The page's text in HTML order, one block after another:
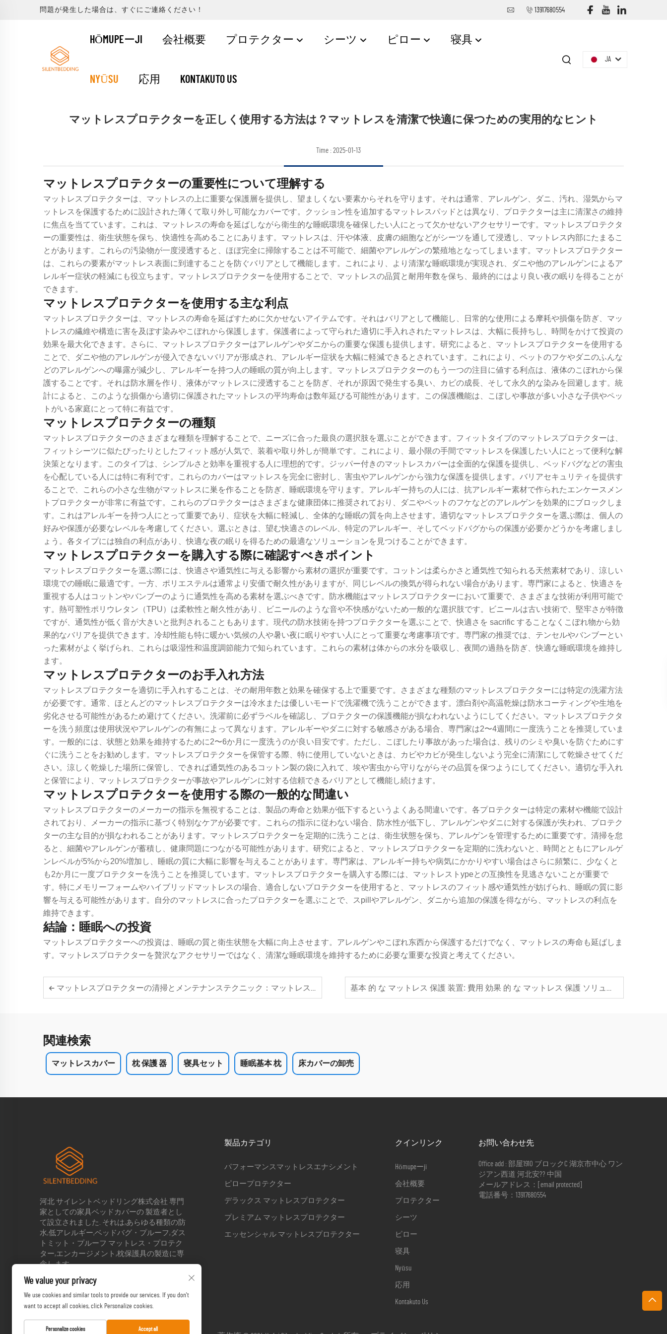
問題が発生した場合は、すぐにご連絡ください！ 13917680554
HŌMUPEーJI 会社概要 プロテクター シーツ ピロー 寝具
NYŪSU 応用 KONTAKUTO US
JA
マットレスプロテクターを正しく使用する方法は？マットレスを清潔で快適に保つための実用的なヒント
Time : 2025-01-13
マットレスプロテクターの重要性について理解する
マットレスプロテクターは、マットレスの上に重要な保護層を提供し、望ましくない要素からそれを守ります。それは通常、アレルゲン、ダニ、汚れ、湿気からマ
ットレスを保護するために設計された薄くて取り外し可能なカバーです。クッション性を追加するマットレスパッドとは異なり、プロテクターは主に清潔さの維持
に焦点を当てています。これは、マットレスの寿命を延ばしながら衛生的な睡眠環境を確保したい人にとって欠かせないアクセサリーです。マットレスプロテクタ
ーの重要性は、衛生状態を保ち、快適性を高めることにあります。マットレスは、汗や体液、皮膚の細胞などがシーツを通して浸透し、マットレス内部にたまるこ
とがあります。これらの汚染物が一度浸透すると、ほぼ完全に掃除することは不可能で、細菌やアレルゲンの繁殖地となってしまいます。マットレスプロテクター
は、これらの要素がマットレス表面に到達することを防ぐバリアとして機能します。これにより、より清潔な睡眠環境が実現され、ダニや他のアレルゲンによるア
レルギー症状の軽減にも役立ちます。マットレスプロテクターを使用することで、マットレスの品質と耐用年数を保ち、最終的にはより良い夜の眠りを得ることが
できます。
マットレスプロテクターを使用する主な利点
マットレスプロテクターは、マットレスの寿命を延ばすために欠かせないアイテムです。それはバリアとして機能し、日常的な使用による摩耗や損傷を防ぎ、マッ
トレスの繊維や構造に害を及ぼす染みやこぼれから保護します。保護者によって守られた適切に手入れされたマットレスは、大幅に長持ちし、時間をかけて投資の
効果を最大化できます。さらに、マットレスプロテクターはアレルゲンやダニからの重要な保護も提供します。研究によると、マットレスプロテクターを使用する
ことで、ダニや他のアレルゲンが侵入できないバリアが形成され、アレルギー症状を大幅に軽減できるとされています。これにより、ペットのフケやダニのふんな
どのアレルゲンへの曝露が減少し、アレルギーを持つ人の睡眠の質が向上します。マットレスプロテクターのもう一つの注目に値する利点は、液体のこぼれから保
護することです。それは防水層を作り、液体がマットレスに浸透することを防ぎ、それが原因で発生する臭い、カビの成長、そして永久的な染みを回避します。統
計によると、このような損傷から適切に保護されたマットレスの平均寿命は数年延びる可能性があります。この保護機能は、こぼしや事故が多い小さな子供やペッ
トがいる家庭にとって特に有益です。
マットレスプロテクターの種類
マットレスプロテクターのさまざまな種類を理解することで、ニーズに合った最良の選択肢を選ぶことができます。フィットタイプのマットレスプロテクターは、
フィットシーツに似たぴったりとしたフィット感が人気で、装着や取り外しが簡単です。これにより、最小限の手間でマットレスを保護したい人にとって便利な解
決策となります。このタイプは、シンプルさと効率を重視する人に理想的です。ジッパー付きのマットレスカバーは全面的な保護を提供し、ベッドバグなどの害虫
を心配している人には特に有利です。これらのカバーはマットレスを完全に密封し、害虫やアレルゲンから強力な保護を提供します。バリアセキュリティを提供す
ることで、これらの小さな生物がマットレスに巣を作ることを防ぎ、睡眠環境を守ります。アレルギー持ちの人には、抗アレルギー素材で作られたエンケースメン
トプロテクターが非常に有益です。これらのプロテクターはさまざまな健康団体に推奨されており、ダニやペットのフケなどのアレルゲンを効果的にブロックしま
す。これはアレルギーを持つ人にとって重要であり、症状を大幅に軽減し、全体的な睡眠の質を向上させます。適切なマットレスプロテクターを選ぶ際は、個人の
好みや保護が必要なレベルを考慮してください。選ぶときは、望む快適さのレベル、特定のアレルギー、そしてベッドバグからの保護が必要かどうかを考慮しまし
ょう。各タイプには独自の利点があり、快適な夜の眠りを得るための最適なソリューションを見つけることができます。
マットレスプロテクターを購入する際に確認すべきポイント
マットレスプロテクターを選ぶ際には、快適さや通気性に与える影響から素材の選択が重要です。コットンは柔らかさと通気性で知られる天然素材であり、涼しい
環境での睡眠に最適です。一方、ポリエステルは通常より安価で耐久性がありますが、同じレベルの換気が得られない場合があります。専門家によると、快適さを
重視する人はコットンやバンブーのように通気性を高める素材を選ぶべきです。防水機能はマットレスプロテクターにおいて重要で、さまざまな技術が利用可能で
す。熱可塑性ポリウレタン（TPU）は柔軟性と耐久性があり、ビニールのような音や不快感がないため一般的な選択肢です。ビニールは古い技術で、堅牢さが特徴
ですが、通気性が低く音が大きいと批判されることもあります。現代の防水技術を持つプロテクターを選ぶことで、快適さを sacrific することなくこぼれ物から効
果的なバリアを提供できます。冷却性能も特に暖かい気候の人や暑い夜に眠りやすい人にとって重要な考慮事項です。専門家の推奨では、テンセルやバンブーとい
った素材がよく挙げられ、これらは吸湿性和温度調節能力で知られています。これらの素材は体からの水分を吸収し、夜間の過熱を防ぎ、快適な睡眠環境を維持し
ます。
マットレスプロテクターのお手入れ方法
マットレスプロテクターを適切に手入れすることは、その耐用年数と効果を確保する上で重要です。さまざまな種類のマットレスプロテクターには特定の洗濯方法
が必要です。通常、ほとんどのマットレスプロテクターは冷水または優しいモードで洗濯機で洗うことができます。漂白剤や高温乾燥は防水コーティングや生地を
劣化させる可能性があるため避けてください。洗濯前に必ずラベルを確認し、プロテクターの保護機能が損なわれないようにしてください。マットレスプロテクタ
ーを洗う頻度は使用状況やアレルゲンの有無によって異なります。アレルギーやダニに対する敏感さがある場合、専門家は2〜4週間に一度洗うことを推奨していま
す。一般的には、状態と効果を維持するために2〜6か月に一度洗うのが良い目安です。ただし、こぼしたり事故があった場合は、残りのシミや臭いを防ぐためにす
ぐに洗うことをお勧めします。マットレスプロテクターを保管する際、特に使用していないときは、カビやカビが発生しないよう完全に清潔にして乾燥させてくだ
さい。涼しく乾燥した場所に保管し、できれば通気性のあるコットン製の袋に入れて、埃や害虫から守りながらその品質を保つようにしてください。適切な手入れ
と保管により、マットレスプロテクターが事故やアレルゲンに対する信頼できるバリアとして機能し続けます。
マットレスプロテクターを使用する際の一般的な間違い
マットレスプロテクターのメーカーの指示を無視することは、製品の寿命と効果が低下するというよくある間違いです。各プロテクターは特定の素材や機能で設計
されており、メーカーの指示に基づく特別なケアが必要です。これらの指示に従わない場合、防水性が低下し、アレルゲンやダニに対する保護が失われ、プロテク
ターの主な目的が損なわれることがあります。マットレスプロテクターを定期的に洗うことは、衛生状態を保ち、アレルゲンを管理するために重要です。清掃を怠
ると、細菌やアレルゲンが蓄積し、健康問題につながる可能性があります。研究によると、マットレスプロテクターを定期的に洗わないと、時間とともにアレルゲ
ンレベルが5%から20%増加し、睡眠の質に大幅に影響を与えることがあります。専門家は、アレルギー持ちや病気にかかりやすい場合はさらに頻繁に、少なくと
も2か月に一度プロテクターを洗うことを推奨しています。マットレスプロテクターを購入する際には、マットレストypeとの互換性を見逃さないことが重要で
す。特にメモリーフォームやハイブリッドマットレスの場合、適合しないプロテクターを使用すると、マットレスのフィット感や通気性が妨げられ、睡眠の質に影
響を与える可能性があります。自分のマットレスに合ったプロテクターを選ぶことで、スpillやアレルゲン、ダニから追加の保護を得ながら、マットレスの利点を
維持できます。
結論：睡眠への投資
マットレスプロテクターへの投資は、睡眠の質と衛生状態を大幅に向上させます。アレルゲンやこぼれ东西から保護するだけでなく、マットレスの寿命も延ばしま
す。マットレスプロテクターを贅沢なアクセサリーではなく、清潔な睡眠環境を維持するために必要な重要な投資と考えてください。
マットレスプロテクターの清掃とメンテナンステクニック：マットレスプロテクターの寿命を延ばす方法
関連検索
マットレスカバー 枕 保護 器 寝具セット 睡眠基本 枕 床カバーの卸売
河北 サイレントベッドリング株式会社 専門
家としての家具ベッドカバーの 製造者とし
て設立されました. それは,あらゆる種類の防
水,低アレルギー,ベッドバグ・プルーフ,ダス
トミット・プルーフ マットレス・プロテク
ター,エンカージメント,枕保護具の製造に専
念します.
製品カテゴリ
パフォーマンスマットレスエナシメント
ピロープロテクター
デラックス マットレスプロテクター
プレミアム マットレスプロテクター
エッセンシャル マットレスプロテクター
クインリンク
Hōmupeーji
会社概要
プロテクター
シーツ
ピロー
寝具
Nyūsu
応用
Kontakuto Us
お問い合わせ先
Office add : 部屋1910 ブロックC 湖京市中心 ワン
ジアン西道 河北安?? 中国
メールアドレス：
[email protected]
電話番号： 13917680554
We value your privacy
We use cookies and similar tools to provide our services. If you don't
want to accept all cookies, click Personalize cookies.
Personalize cookies Accept all